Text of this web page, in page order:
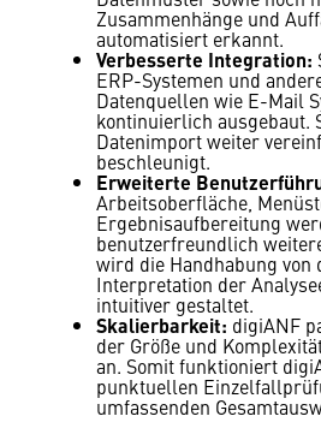
Zusammenhänge und
automatisiert erkannt.
Verbesserte Integration:
ERP-Systemen und
Datenquellen wie E-Mail
kontinuierlich ausgebaut.
Datenimport weiter
beschleunigt.
Erweiterte
Arbeitsoberfläche,
Ergebnisaufbereitung
benutzerfreundlich
wird die Handhabung von
Interpretation der
intuitiver gestaltet.
Skalierbarkeit: digiANF
der Größe und
an. Somit funktioniert
punktuellen
umfassenden